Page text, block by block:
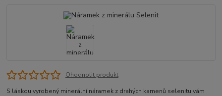
Ohodnotit produkt
S láskou vyrobený minerální náramek z drahých kamenů selenitu vám